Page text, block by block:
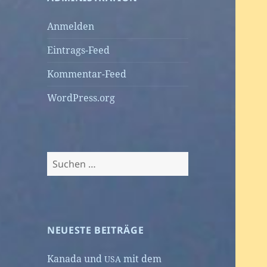
Anmelden
Eintrags-Feed
Kommentar-Feed
WordPress.org
Suchen
nach:
NEUESTE BEITRÄGE
Kanada undUSA mit dem